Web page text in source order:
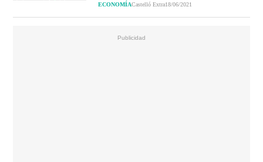
ECONOMÍACastelló Extra18/06/2021